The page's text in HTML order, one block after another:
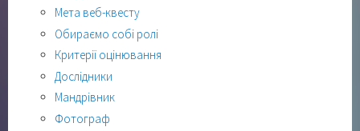
Мета веб-квесту
Обираємо собі ролі
Критерії оцінювання
Дослідники
Мандрівник
Фотограф